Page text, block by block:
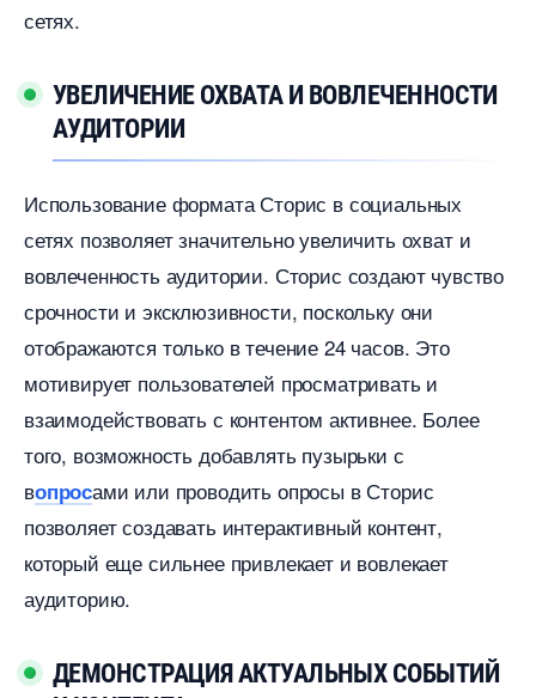
сетях.
УВЕЛИЧЕНИЕ ОХВАТА И ВОВЛЕЧЕННОСТИ
АУДИТОРИИ
Использование формата Сторис в социальных
сетях позволяет значительно увеличить охват и
овлеченность аудитории.​ Сторис создают чувство
срочности и эксклюзивности, поскольку они
отображаются только в течение 24 часов.​ Это
мотивирует пользователей просматривать и
заимодействовать с контентом активнее. Более
того, возможность добавлять пузырьки с
опросами или проводить опросы в Сторис
позволяет создавать интерактивный контент,
который еще сильнее привлекает и вовлекает
аудиторию.​
ДЕМОНСТРАЦИЯ АКТУАЛЬНЫХ СОБЫТИЙ